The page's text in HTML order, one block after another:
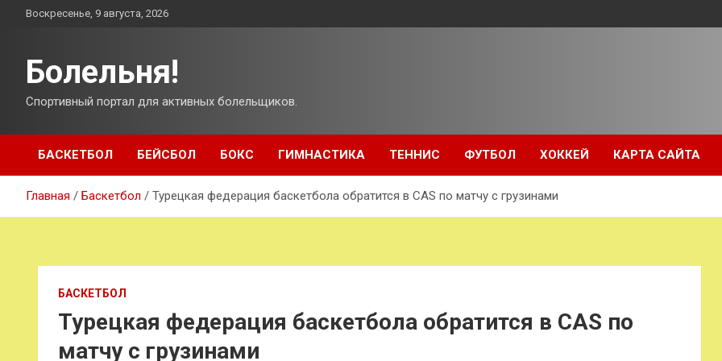
ПерейтиВоскресенье, 9 августа, 2026
Болельня!
Спортивный портал для активных болельщиков.
БАСКЕТБОЛ БЕЙСБОЛ БОКС ГИМНАСТИКА ТЕННИС ФУТБОЛ ХОККЕЙ КАРТА САЙТА
Главная Баскетбол Турецкая федерация баскетбола обратится в CAS по матчу с грузинами
БАСКЕТБОЛ
Турецкая федерация баскетбола обратится в CAS по
матчу с грузинами